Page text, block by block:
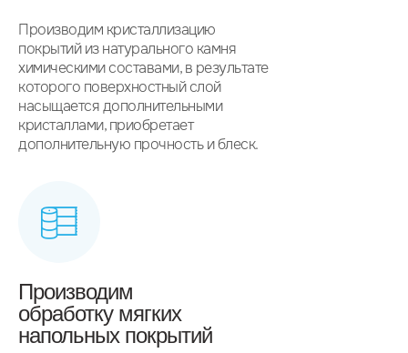
Производим кристаллизацию
покрытий из натурального камня
химическими составами, в результате
которого поверхностный слой
насыщается дополнительными
кристаллами, приобретает
дополнительную прочность и блеск.
Производим
обработку мягких
напольных покрытий